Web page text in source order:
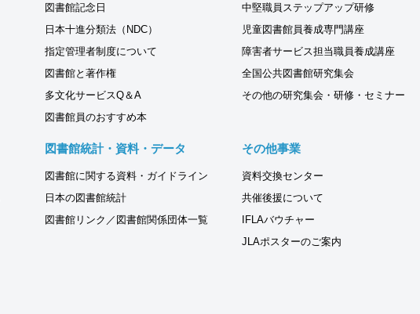
図書館記念日
日本十進分類法（NDC）
指定管理者制度について
図書館と著作権
多文化サービスQ＆A
図書館員のおすすめ本
中堅職員ステップアップ研修
児童図書館員養成専門講座
障害者サービス担当職員養成講座
全国公共図書館研究集会
その他の研究集会・研修・セミナー
図書館統計・資料・データ
図書館に関する資料・ガイドライン
日本の図書館統計
図書館リンク／図書館関係団体一覧
その他事業
資料交換センター
共催後援について
IFLAバウチャー
JLAポスターのご案内